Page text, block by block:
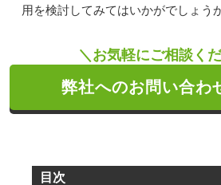
用を検討してみてはいかがでしょう
＼お気軽にご相談く
弊社へのお問い合わ
目次